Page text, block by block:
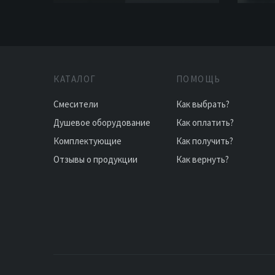
КАТАЛОГ
Смесители
Душевое оборудование
Комплектующие
Отзывы о продукции
ПОМОЩЬ
Как выбрать?
Как оплатить?
Как получить?
Как вернуть?